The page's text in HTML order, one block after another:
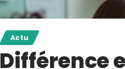
Actu
Différence